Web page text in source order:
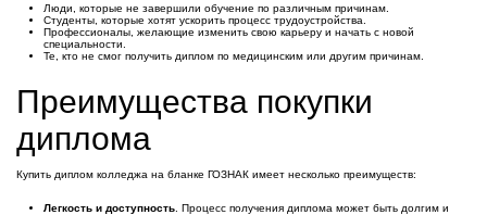
Люди, которые не завершили обучение по различным причинам.
Студенты, которые хотят ускорить процесс трудоустройства.
Профессионалы, желающие изменить свою карьеру и начать с новой
специальности.
Те, кто не смог получить диплом по медицинским или другим причинам.
Преимущества покупки
диплома
Купить диплом колледжа на бланке ГОЗНАК имеет несколько преимуществ:
Легкость и доступность . Процесс получения диплома может быть долгим и